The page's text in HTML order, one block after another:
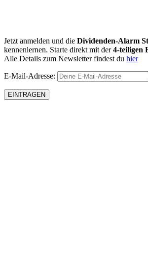
Jetzt anmelden und die Dividenden-Alarm
kennenlernen. Starte direkt mit der4-teiligen
Alle Details zum Newsletter findest du hier
E-Mail-Adresse: